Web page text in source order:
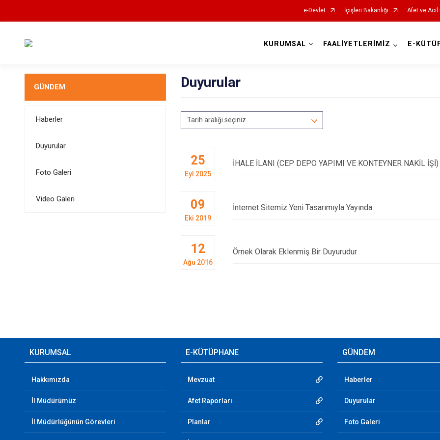
e-Devlet İçişleri Bakanlığı Afet ve Acil
KURUMSAL FAALİYETLERİMİZ E-
GÜNDEM
Haberler
Duyurular
Foto Galeri
Video Galeri
Duyurular
Tarih aralığı seçiniz
25
Eyl 2025
İHALE İLANI (CEP DEPO YAPIMI VE KONTEYNER NAKİL İŞİ)
09
Eki 2019
İnternet Sitemiz Yeni Tasarımıyla Yayında
12
Ağu 2016
Örnek Olarak Eklenmiş Bir Duyurudur
KURUMSAL
Hakkımızda
İl Müdürümüz
İl Müdürlüğünün Görevleri
E-KÜTÜPHANE
Mevzuat
Afet Raporları
Planlar
GÜNDEM
Haberler
Duyurular
Foto Galeri